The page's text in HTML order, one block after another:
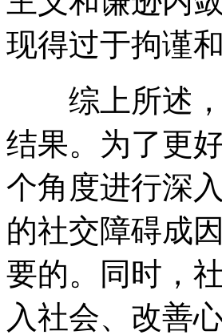
现得过于拘谨
综上所述，
结果。为了更
个角度进行深
的社交障碍成
要的。同时，
入社会、改善